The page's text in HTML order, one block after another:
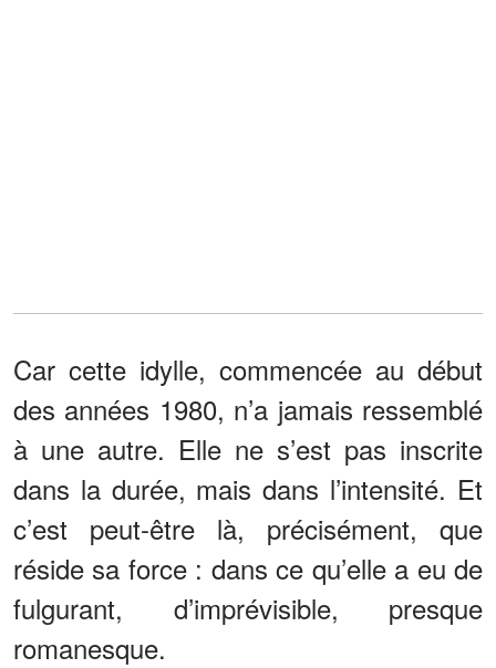
Car cette idylle, commencée au début
des années 1980, n’a jamais ressemblé
à une autre. Elle ne s’est pas inscrite
dans la durée, mais dans l’intensité. Et
c’est peut-être là, précisément, que
réside sa force : dans ce qu’elle a eu de
fulgurant, d’imprévisible, presque
romanesque.